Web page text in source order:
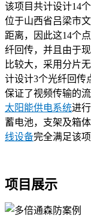
该项目共计设计14
位于山西省吕梁市
距离，因此这14个
纤回传，并且由于
比较大，采用分片
计设计3个光纤回传
保证了视频传输的
太阳能供电系统进
蓄电池，支架及箱
线设备完全满足该项
项目展示